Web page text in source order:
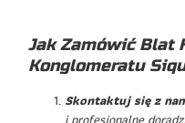
Jak Zamówić Blat
Konglomeratu
Skontaktuj się z